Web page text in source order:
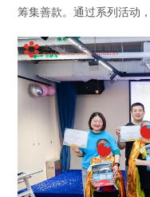
筹集善款。通过系列活动